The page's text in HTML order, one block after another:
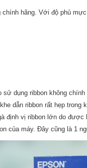
hãng. Với độ phủ
dụng ribbon không
dẫn ribbon rất hẹp
định vị ribbon lớn do
của máy. Đây cũng là 1